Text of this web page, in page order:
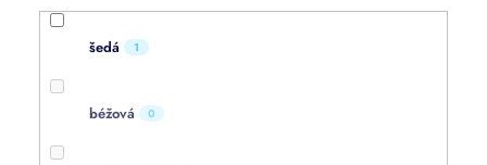
šedá 1
béžová 0